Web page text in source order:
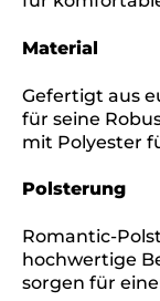
Material
Gefertigt aus
für seine
mit Polyester
Polsterung
Romantic-
hochwertige
sorgen für